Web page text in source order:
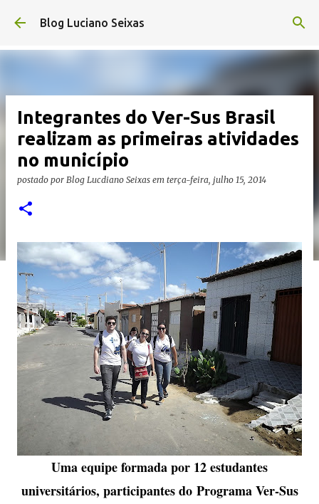
Pular para o conteúdo principal
Blog Luciano Seixas
Integrantes do Ver-Sus Brasil
realizam as primeiras atividades
no município
postado por Blog Lucdiano Seixas em terça-feira, julho 15, 2014
Uma equipe formada por 12 estudantes
universitários, participantes do Programa Ver-Sus